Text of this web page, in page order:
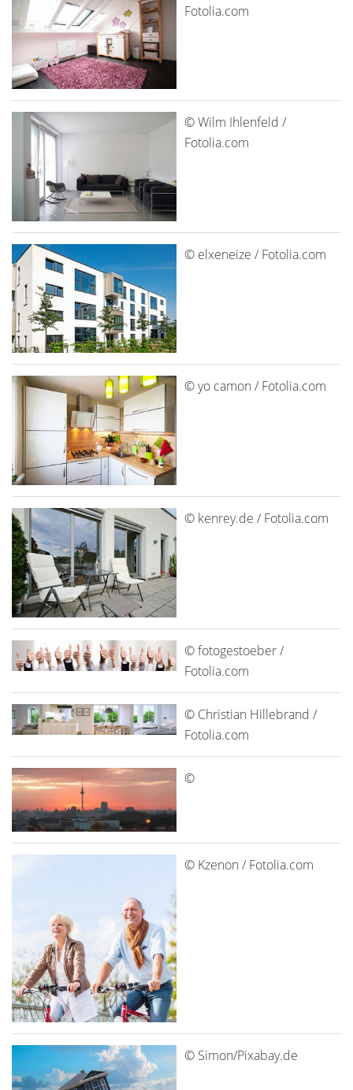
Fotolia.com
© Wilm Ihlenfeld /
Fotolia.com
© elxeneize / Fotolia.com
© yo camon / Fotolia.com
© kenrey.de / Fotolia.com
© fotogestoeber /
Fotolia.com
© Christian Hillebrand /
Fotolia.com
©
© Kzenon / Fotolia.com
© Simon/Pixabay.de